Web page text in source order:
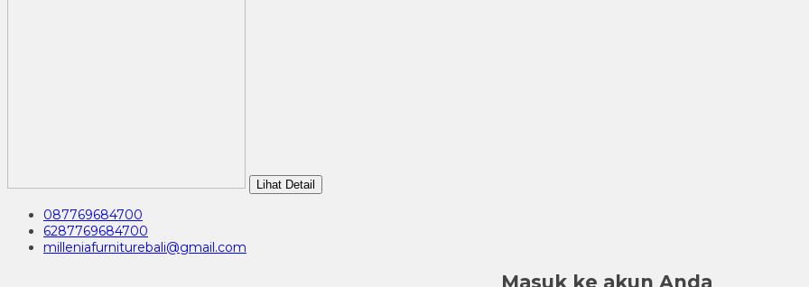
Lihat Detail
087769684700
6287769684700
milleniafurniturebali@gmail.com
Masuk ke akun Anda